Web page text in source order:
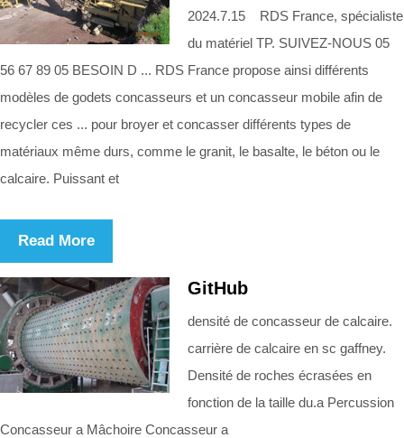
2024.7.15 RDS France, spécialiste
du matériel TP. SUIVEZ-NOUS 05
56 67 89 05 BESOIN D ... RDS France propose ainsi différents
modèles de godets concasseurs et un concasseur mobile afin de
recycler ces ... pour broyer et concasser différents types de
matériaux même durs, comme le granit, le basalte, le béton ou le
calcaire. Puissant et
Read More
GitHub
densité de concasseur de calcaire.
carrière de calcaire en sc gaffney.
Densité de roches écrasées en
fonction de la taille du.a Percussion
Concasseur a Mâchoire Concasseur a